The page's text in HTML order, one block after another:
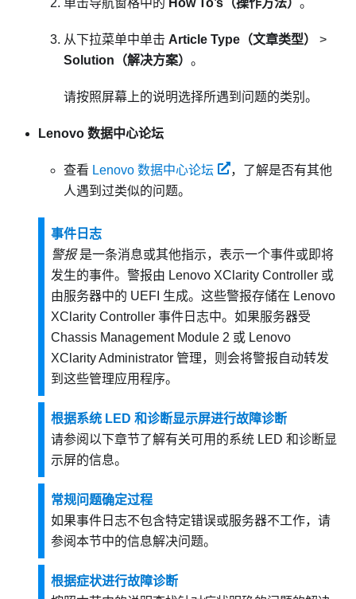
单击导航窗格中的 How To’s（操作方法） 。
从下拉菜单中单击 Article Type（文章类型）
>
Solution（解决方案） 。
请按照屏幕上的说明选择所遇到问题的类别。
Lenovo 数据中心论坛
查看 Lenovo 数据中心论坛
，了解是否有其他
人遇到过类似的问题。
事件日志
警报是一条消息或其他指示，表示一个事件或即将
发生的事件。警报由 Lenovo XClarity Controller 或
由服务器中的 UEFI 生成。这些警报存储在 Lenovo
XClarity Controller 事件日志中。如果服务器受
Chassis Management Module 2 或 Lenovo
XClarity Administrator 管理，则会将警报自动转发
到这些管理应用程序。
根据系统 LED 和诊断显示屏进行故障诊断
请参阅以下章节了解有关可用的系统 LED 和诊断显
示屏的信息。
常规问题确定过程
如果事件日志不包含特定错误或服务器不工作，请
参阅本节中的信息解决问题。
根据症状进行故障诊断